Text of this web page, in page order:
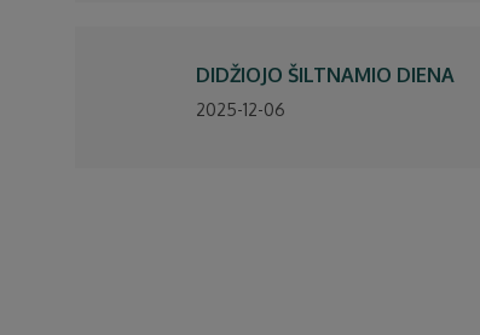
DIDŽIOJO ŠILTNAMIO DIENA
2025-12-06